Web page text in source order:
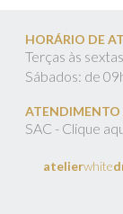
HORÁRIO DE
Terças às
Sábados: de
ATENDIMENTO
SAC - Clique
atelierwhite